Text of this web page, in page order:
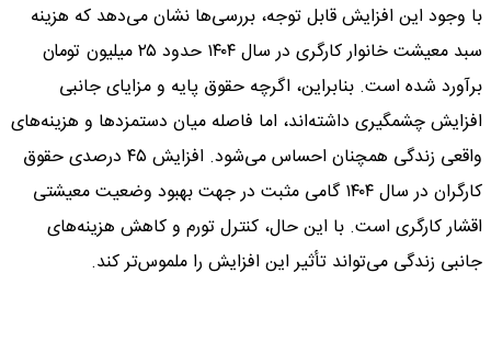
با وجود این افزایش قابل توجه، بررسی‌ها نشان می‌دهد که هزینه
سبد معیشت خانوار کارگری در سال ۱۴۰۴ حدود ۲۵ میلیون تومان
برآورد شده است. بنابراین، اگرچه حقوق پایه و مزایای جانبی
افزایش چشمگیری داشته‌اند، اما فاصله میان دستمزدها و هزینه‌های
واقعی زندگی همچنان احساس می‌شود. افزایش ۴۵ درصدی حقوق
کارگران در سال ۱۴۰۴ گامی مثبت در جهت بهبود وضعیت معیشتی
اقشار کارگری است. با این حال، کنترل تورم و کاهش هزینه‌های
جانبی زندگی می‌تواند تأثیر این افزایش را ملموس‌تر کند.